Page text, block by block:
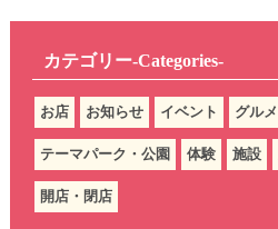
カテゴリー-Categories-
お店 お知らせ イベント グルメ
テーマパーク・公園 体験 施設
開店・閉店